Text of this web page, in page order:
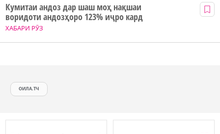
ХАБАРИ РӮЗ
Кумитаи андоз дар шаш моҳ нақшаи
воридоти андозҳоро 123% иҷро кард
ОИЛА.ТЧ